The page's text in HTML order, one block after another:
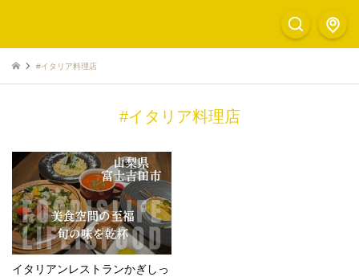
#イタリア料理店
#イタリア料理店
イタリアンレストランかぎしっ